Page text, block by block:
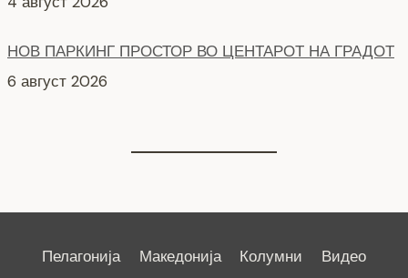
6 август 2026
СЕ АСФАЛТИРА УЛИЦАТА „КОЗАРА“
6 август 2026
Пелагонија Македонија Колумни
Видео